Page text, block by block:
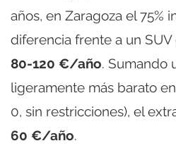
años, en Zaragoza el 75%
diferencia frente a un
80-120 €/año. Sumando
ligeramente más barato
0, sin restricciones), el
60 €/año.